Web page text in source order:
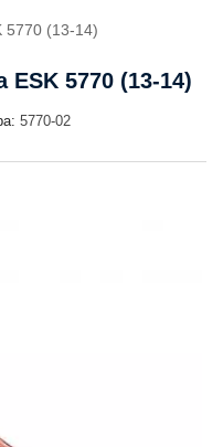
5770 (13-14)
5770 (13-14)
5770-02